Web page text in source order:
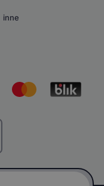
inne